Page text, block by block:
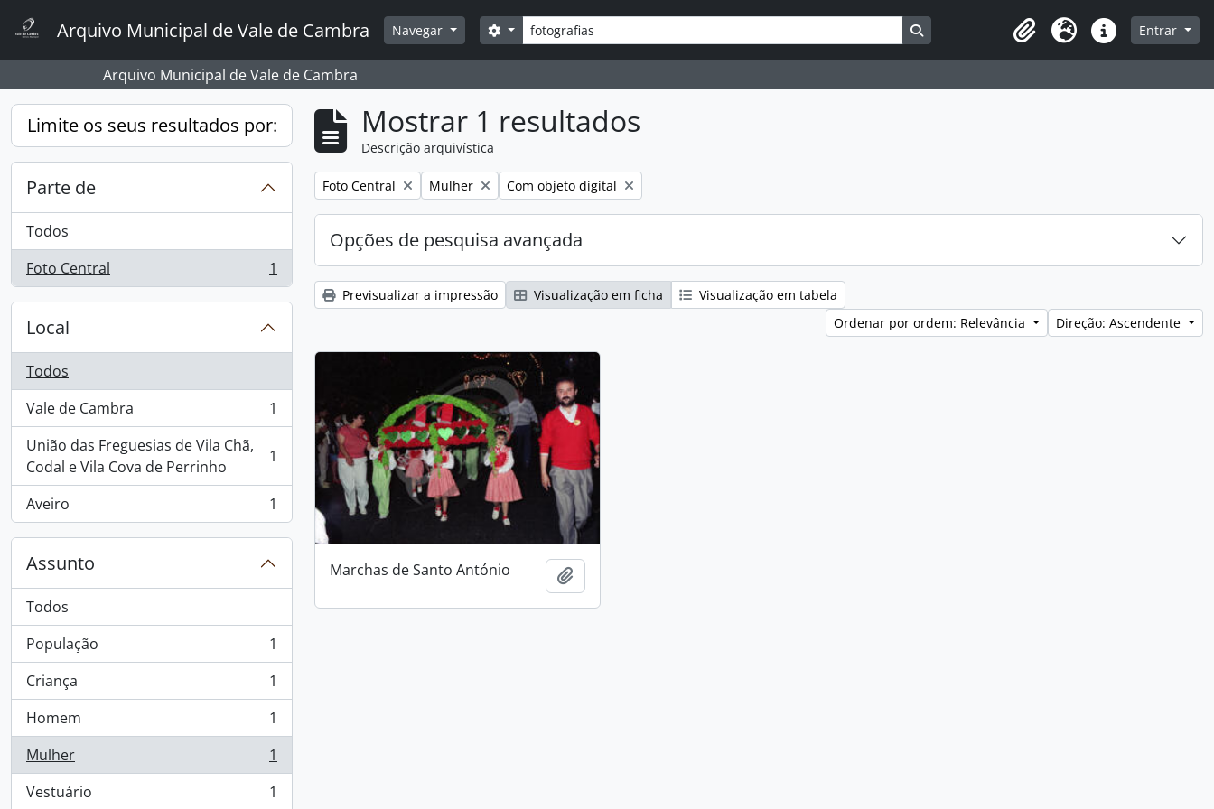
Arquivo Municipal de Vale de Cambra Navegar Pesquisar
Opções de busca Busque na página de navegação
Clipboard
Idioma Ligações rápidas
Entrar
Arquivo Municipal de Vale de Cambra
Limite os seus resultados por:
Parte de
Todos
Foto Central
, 1 resultados 1
Local
Todos
Vale de Cambra
, 1 resultados
1
União das Freguesias de Vila Chã,
Codal e Vila Cova de Perrinho
, 1 resultados 1
Aveiro
, 1 resultados 1
Assunto
Todos
População
, 1 resultados
1
Criança
, 1 resultados
1
Homem
, 1 resultados
1
Mulher
, 1 resultados
1
Vestuário
, 1 resultados 1
Mostrar 1 resultados
Descrição arquivística
Remover filtro:
Foto Central Remover filtro:
Mulher Remover filtro:
Com objeto digital
Opções de pesquisa avançada
Previsualizar a impressão Visualização em ficha
Visualização em tabela
Ordenar por ordem: Relevância
Direção: Ascendente
Marchas de Santo António